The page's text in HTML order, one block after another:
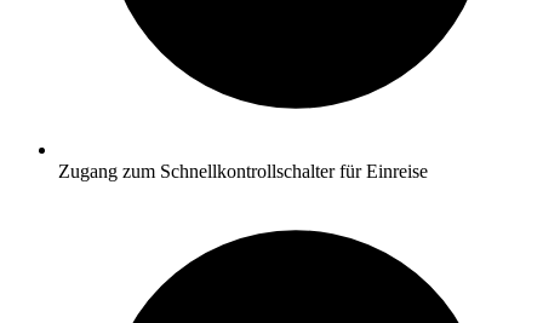
Zugang zum Schnellkontrollschalter für Einreise